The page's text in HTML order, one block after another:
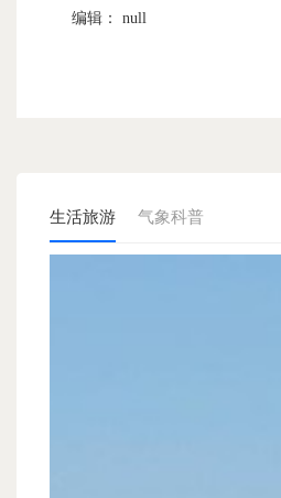
编辑： null
生活旅游 气象科普